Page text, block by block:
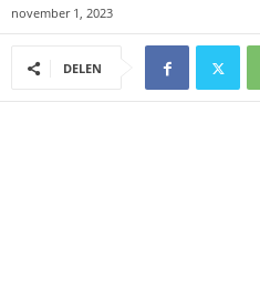
november 1, 2023
DELEN